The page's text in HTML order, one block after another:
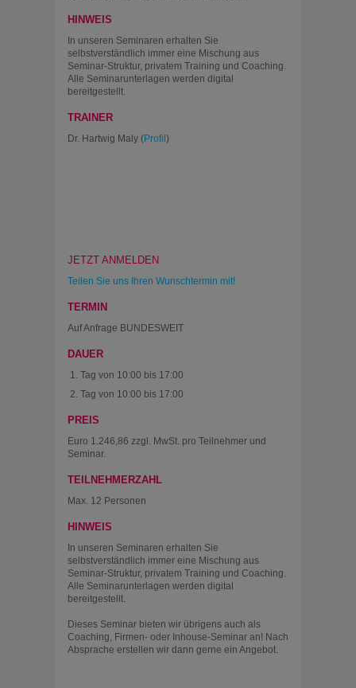
HINWEIS
In unseren Seminaren erhalten Sie
selbstverständlich immer eine Mischung aus
Seminar-Struktur, privatem Training und Coaching.
Alle Seminarunterlagen werden digital
bereitgestellt.
TRAINER
Dr. Hartwig Maly (Profil )
JETZT ANMELDEN
Teilen Sie uns Ihren Wunschtermin mit!
TERMIN
Auf Anfrage BUNDESWEIT
DAUER
Tag von 10:00 bis 17:00
Tag von 10:00 bis 17:00
PREIS
Euro 1.246,86 zzgl. MwSt. pro Teilnehmer und
Seminar.
TEILNEHMERZAHL
Max. 12 Personen
HINWEIS
In unseren Seminaren erhalten Sie
selbstverständlich immer eine Mischung aus
Seminar-Struktur, privatem Training und Coaching.
Alle Seminarunterlagen werden digital
bereitgestellt.
Dieses Seminar bieten wir übrigens auch als
Coaching, Firmen- oder Inhouse-Seminar an! Nach
Absprache erstellen wir dann gerne ein Angebot.